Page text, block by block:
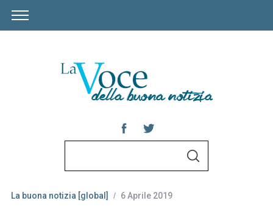
r
S
La buona notizia [global] 6 Aprile 2019